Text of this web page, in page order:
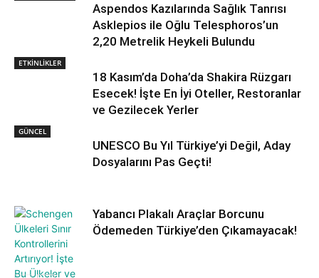
Aspendos Kazılarında Sağlık Tanrısı
Asklepios ile Oğlu Telesphoros’un
2,20 Metrelik Heykeli Bulundu
ETKİNLİKLER
18 Kasım’da Doha’da Shakira Rüzgarı
Esecek! İşte En İyi Oteller, Restoranlar
ve Gezilecek Yerler
GÜNCEL
UNESCO Bu Yıl Türkiye’yi Değil, Aday
Dosyalarını Pas Geçti!
Yabancı Plakalı Araçlar Borcunu
Ödemeden Türkiye’den Çıkamayacak!